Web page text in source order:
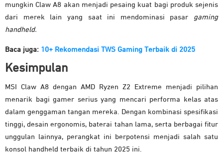
mungkin Claw A8 akan menjadi pesaing kuat bagi produk sejenis
dari merek lain yang saat ini mendominasi pasar gaming
handheld.
Baca juga: 10+ Rekomendasi TWS Gaming Terbaik di 2025
Kesimpulan
MSI Claw A8 dengan AMD Ryzen Z2 Extreme menjadi pilihan
menarik bagi gamer serius yang mencari performa kelas atas
dalam genggaman tangan mereka. Dengan kombinasi spesifikasi
tinggi, desain ergonomis, baterai tahan lama, serta berbagai fitur
unggulan lainnya, perangkat ini berpotensi menjadi salah satu
konsol handheld terbaik di tahun 2025 ini.